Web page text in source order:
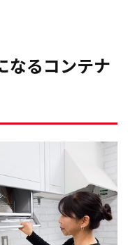
なるコンテナ